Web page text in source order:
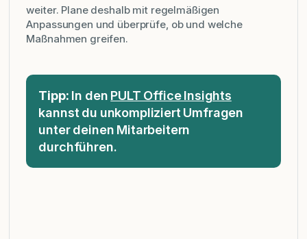
weiter. Plane deshalb mit regelmäßigen
Anpassungen und überprüfe, ob und welche
Maßnahmen greifen.
Tipp: In den PULT Office Insights
kannst du unkompliziert Umfragen
unter deinen Mitarbeitern
durchführen.